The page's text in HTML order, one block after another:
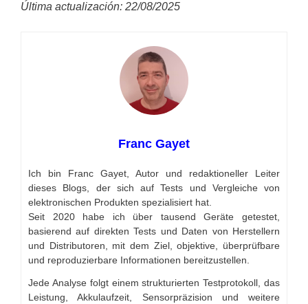
Última actualización: 22/08/2025
Franc Gayet
Ich bin Franc Gayet, Autor und redaktioneller Leiter
dieses Blogs, der sich auf Tests und Vergleiche von
elektronischen Produkten spezialisiert hat.
Seit 2020 habe ich über tausend Geräte getestet,
basierend auf direkten Tests und Daten von Herstellern
und Distributoren, mit dem Ziel, objektive, überprüfbare
und reproduzierbare Informationen bereitzustellen.
Jede Analyse folgt einem strukturierten Testprotokoll, das
Leistung, Akkulaufzeit, Sensorpräzision und weitere